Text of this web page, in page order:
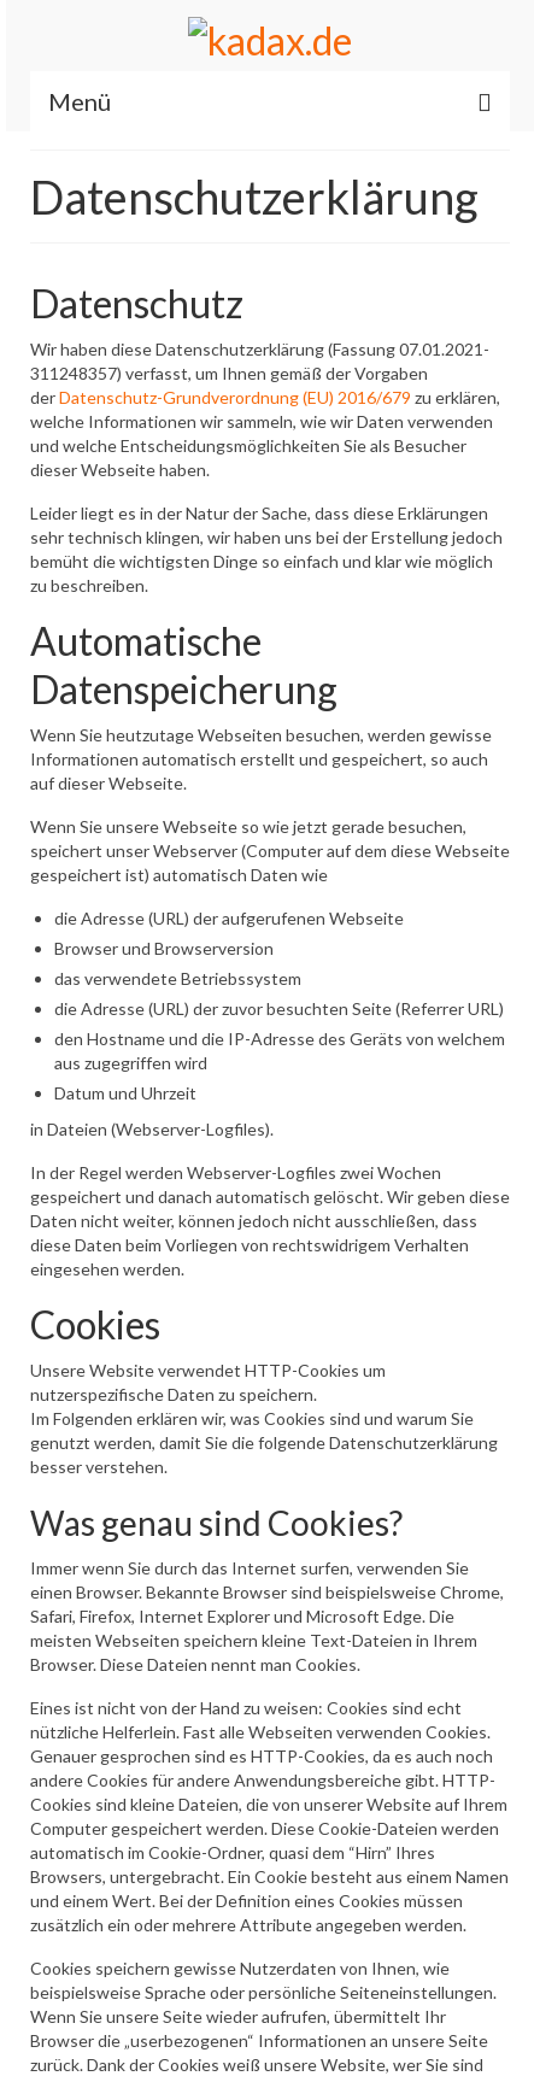
Menü
News
Renault / Dacia OBD2 iCarsoft RT II
Es läuft…
Feuerwehr
Fahrzeuge
Über mich
Datenschutzerklärung
Datenschutzerklärung
Datenschutz
Wir haben diese Datenschutzerklärung (Fassung 07.01.2021-
311248357) verfasst, um Ihnen gemäß der Vorgaben
derDatenschutz-Grundverordnung (EU) 2016/679 zu erklären,
welche Informationen wir sammeln, wie wir Daten verwenden
und welche Entscheidungsmöglichkeiten Sie als Besucher
dieser Webseite haben.
Leider liegt es in der Natur der Sache, dass diese Erklärungen
sehr technisch klingen, wir haben uns bei der Erstellung jedoch
bemüht die wichtigsten Dinge so einfach und klar wie möglich
zu beschreiben.
Automatische
Datenspeicherung
Wenn Sie heutzutage Webseiten besuchen, werden gewisse
Informationen automatisch erstellt und gespeichert, so auch
auf dieser Webseite.
Wenn Sie unsere Webseite so wie jetzt gerade besuchen,
speichert unser Webserver (Computer auf dem diese Webseite
gespeichert ist) automatisch Daten wie
die Adresse (URL) der aufgerufenen Webseite
Browser und Browserversion
das verwendete Betriebssystem
die Adresse (URL) der zuvor besuchten Seite (Referrer URL)
den Hostname und die IP-Adresse des Geräts von welchem
aus zugegriffen wird
Datum und Uhrzeit
in Dateien (Webserver-Logfiles).
In der Regel werden Webserver-Logfiles zwei Wochen
gespeichert und danach automatisch gelöscht. Wir geben diese
Daten nicht weiter, können jedoch nicht ausschließen, dass
diese Daten beim Vorliegen von rechtswidrigem Verhalten
eingesehen werden.
Cookies
Unsere Website verwendet HTTP-Cookies um
nutzerspezifische Daten zu speichern.
Im Folgenden erklären wir, was Cookies sind und warum Sie
genutzt werden, damit Sie die folgende Datenschutzerklärung
besser verstehen.
Was genau sind Cookies?
Immer wenn Sie durch das Internet surfen, verwenden Sie
einen Browser. Bekannte Browser sind beispielsweise Chrome,
Safari, Firefox, Internet Explorer und Microsoft Edge. Die
meisten Webseiten speichern kleine Text-Dateien in Ihrem
Browser. Diese Dateien nennt man Cookies.
Eines ist nicht von der Hand zu weisen: Cookies sind echt
nützliche Helferlein. Fast alle Webseiten verwenden Cookies.
Genauer gesprochen sind es HTTP-Cookies, da es auch noch
andere Cookies für andere Anwendungsbereiche gibt. HTTP-
Cookies sind kleine Dateien, die von unserer Website auf Ihrem
Computer gespeichert werden. Diese Cookie-Dateien werden
automatisch im Cookie-Ordner, quasi dem “Hirn” Ihres
Browsers, untergebracht. Ein Cookie besteht aus einem Namen
und einem Wert. Bei der Definition eines Cookies müssen
zusätzlich ein oder mehrere Attribute angegeben werden.
Cookies speichern gewisse Nutzerdaten von Ihnen, wie
beispielsweise Sprache oder persönliche Seiteneinstellungen.
Wenn Sie unsere Seite wieder aufrufen, übermittelt Ihr
Browser die „userbezogenen“ Informationen an unsere Seite
zurück. Dank der Cookies weiß unsere Website, wer Sie sind